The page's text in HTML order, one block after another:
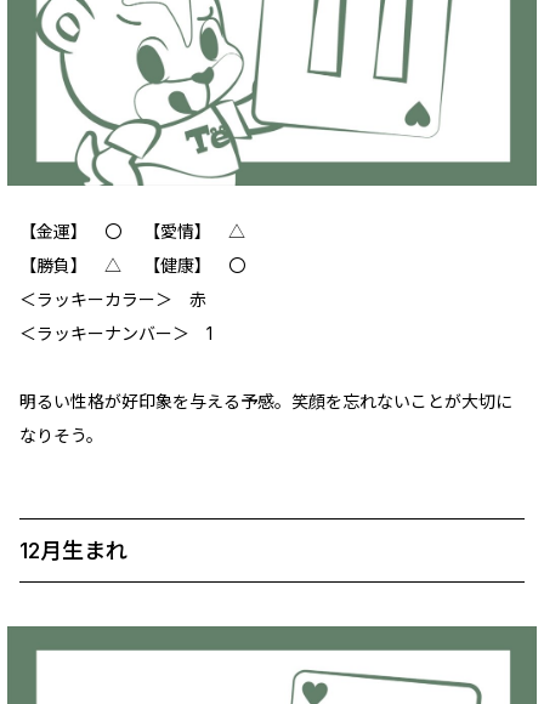
【金運】 〇 【愛情】 △
【勝負】 △ 【健康】 〇
‪＜ラッキーカラー＞ 赤
＜ラッキーナンバー＞ 1
明るい性格が好印象を与える予感。笑顔を忘れないことが大切に
なりそう。
12月生まれ